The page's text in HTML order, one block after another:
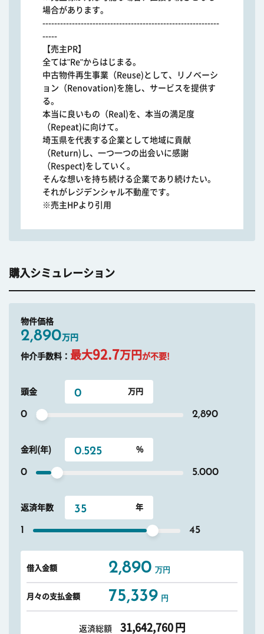
場合があります。
------------------------------------------------------------
-----
【売主PR】
全ては"Re"からはじまる。
中古物件再生事業（Reuse)として、リノベーシ
ョン（Renovation)を施し、サービスを提供す
る。
本当に良いもの（Real)を、本当の満足度
（Repeat)に向けて。
埼玉県を代表する企業として地域に貢献
（Return)し、一つ一つの出会いに感謝
（Respect)をしていく。
そんな想いを持ち続ける企業であり続けたい。
それがレジデンシャル不動産です。
※売主HPより引用
購入シミュレーション
物件価格
2,890万円
仲介手数料： 最大92.7万円 が不要!
頭金
0 2,890
金利(年)
0 5.000
返済年数
1 45
借入金額 2,890 万円
月々の支払金額 75,339 円
返済総額 31,642,760 円